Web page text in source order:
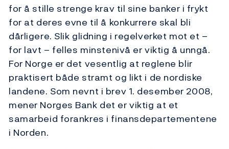
for å stille strenge krav til sine banker i frykt
for at deres evne til å konkurrere skal bli
dårligere. Slik glidning i regelverket mot et –
for lavt – felles minstenivå er viktig å unngå.
For Norge er det vesentlig at reglene blir
praktisert både stramt og likt i de nordiske
landene. Som nevnt i brev 1. desember 2008,
mener Norges Bank det er viktig at et
samarbeid forankres i finansdepartementene
i Norden.